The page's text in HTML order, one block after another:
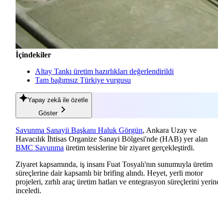
İçindekiler
Altay Tankı üretim hazırlıkları değerlendirildi
Tam bağımsız Türkiye vurgusu
Yapay zekâ ile özetle
Göster
Savunma Sanayii Başkanı Haluk Görgün, Ankara Uzay ve
Havacılık İhtisas Organize Sanayi Bölgesi'nde (HAB) yer alan
BMC Savunma üretim tesislerine bir ziyaret gerçekleştirdi.
Ziyaret kapsamında, iş insanı Fuat Tosyalı'nın sunumuyla üretim
süreçlerine dair kapsamlı bir brifing alındı. Heyet, yerli motor
projeleri, zırhlı araç üretim hatları ve entegrasyon süreçlerini
inceledi.